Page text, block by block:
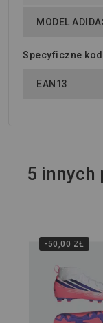
MODEL
Specyficzne
EAN13
5 innych
-50,00 ZŁ